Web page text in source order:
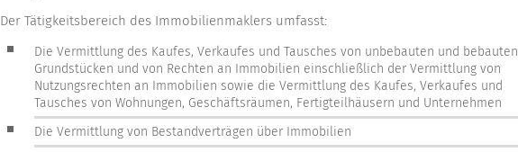
Der Tätigkeitsbereich des Immobilienmaklers umfasst:
Die Vermittlung des Kaufes, Verkaufes und Tausches von unbebauten und bebauten
Grundstücken und von Rechten an Immobilien einschließlich der Vermittlung von
Nutzungsrechten an Immobilien sowie die Vermittlung des Kaufes, Verkaufes und
Tausches von Wohnungen, Geschäftsräumen, Fertigteilhäusern und Unternehmen
Die Vermittlung von Bestandverträgen über Immobilien